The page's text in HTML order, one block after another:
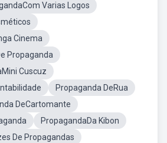
Varias Logos
Cinema
Propaganda
Cuscuz
Propaganda DeRua
DeCartomante
PropagandaDa Kibon
De Propagandas